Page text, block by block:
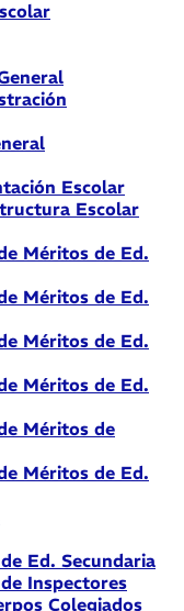
Escolar
Escolar
Méritos de Ed.
Méritos de Ed.
Méritos de Ed.
Méritos de Ed.
Méritos de
Méritos de Ed.
Ed. Secundaria
Inspectores
Colegiados